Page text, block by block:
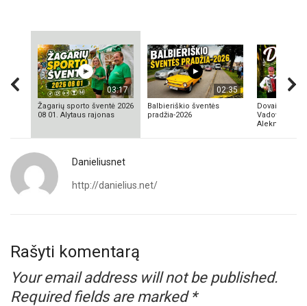
03:17
Žagarių sporto šventė 2026
08 01. Alytaus rajonas
02:35
Balbieriškio šventės
pradžia-2026
Dovainonių
Vadovas
Aleknavičius
Danieliusnet
http://danielius.net/
Rašyti komentarą
Your email address will not be published.
Required fields are marked *